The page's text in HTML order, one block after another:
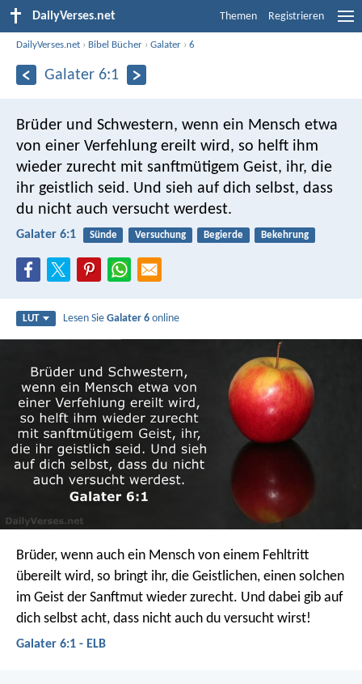
DailyVerses.net Themen Registrieren
DailyVerses.net › Bibel Bücher ›Galater ›6
Galater 6:1
Brüder und Schwestern, wenn ein Mensch etwa
von einer Verfehlung ereilt wird, so helft ihm
wieder zurecht mit sanftmütigem Geist, ihr, die
ihr geistlich seid. Und sieh auf dich selbst, dass
du nicht auch versucht werdest.
Galater 6:1 Sünde Versuchung Begierde Bekehrung
LUT Lesen SieGalater 6 online
Brüder, wenn auch ein Mensch von einem Fehltritt
übereilt wird, so bringt ihr, die Geistlichen, einen solchen
im Geist der Sanftmut wieder zurecht. Und dabei gib auf
dich selbst acht, dass nicht auch du versucht wirst!
Galater 6:1 - ELB